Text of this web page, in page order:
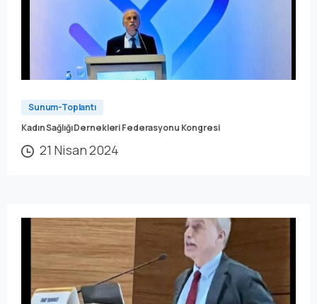
Sunum-Toplantı
Kadın Sağlığı Dernekleri Federasyonu Kongresi
21 Nisan 2024